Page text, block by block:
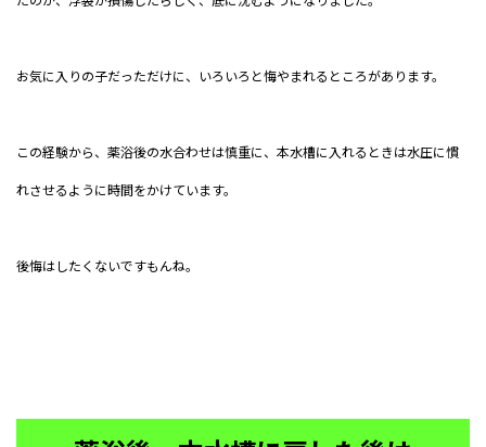
お気に入りの子だっただけに、いろいろと悔やまれるところがあります。
この経験から、薬浴後の水合わせは慎重に、本水槽に入れるときは水圧に慣
れさせるように時間をかけています。
後悔はしたくないですもんね。